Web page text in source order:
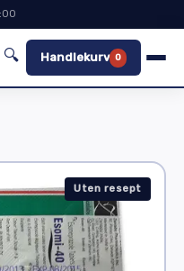
🔍 Handlekurv 0
Uten resept